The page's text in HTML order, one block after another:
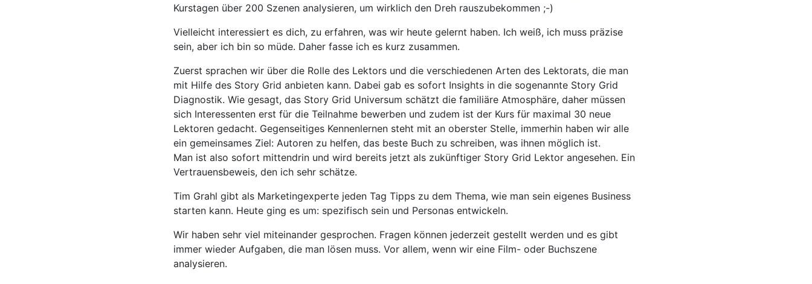
Kurstagen über 200 Szenen analysieren, um wirklich den Dreh rauszubekommen ;-)
Vielleicht interessiert es dich, zu erfahren, was wir heute gelernt haben. Ich weiß, ich muss präzise
sein, aber ich bin so müde. Daher fasse ich es kurz zusammen.
Zuerst sprachen wir über die Rolle des Lektors und die verschiedenen Arten des Lektorats, die man
mit Hilfe des Story Grid anbieten kann. Dabei gab es sofort Insights in die sogenannte Story Grid
Diagnostik. Wie gesagt, das Story Grid Universum schätzt die familiäre Atmosphäre, daher müssen
sich Interessenten erst für die Teilnahme bewerben und zudem ist der Kurs für maximal 30 neue
Lektoren gedacht. Gegenseitiges Kennenlernen steht mit an oberster Stelle, immerhin haben wir alle
ein gemeinsames Ziel: Autoren zu helfen, das beste Buch zu schreiben, was ihnen möglich ist.
Man ist also sofort mittendrin und wird bereits jetzt als zukünftiger Story Grid Lektor angesehen. Ein
Vertrauensbeweis, den ich sehr schätze.
Tim Grahl gibt als Marketingexperte jeden Tag Tipps zu dem Thema, wie man sein eigenes Business
starten kann. Heute ging es um: spezifisch sein und Personas entwickeln.
Wir haben sehr viel miteinander gesprochen. Fragen können jederzeit gestellt werden und es gibt
immer wieder Aufgaben, die man lösen muss. Vor allem, wenn wir eine Film- oder Buchszene
analysieren.